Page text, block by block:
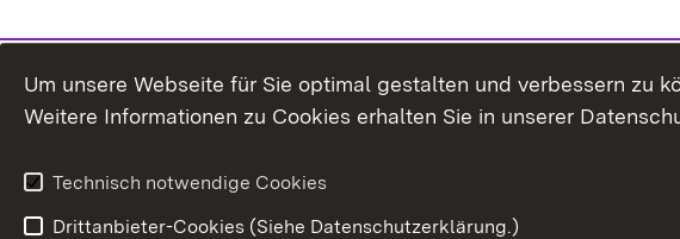
Um unsere Webseite für Sie optimal gestalten und verbessern zu
Weitere Informationen zu Cookies erhalten Sie in unserer
Technisch notwendige Cookies
Drittanbieter-Cookies (Siehe Datenschutzerklärung.)